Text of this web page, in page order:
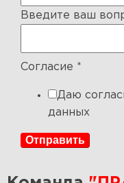
Введите ваш
Согласие *
Даю
данных
Отправить